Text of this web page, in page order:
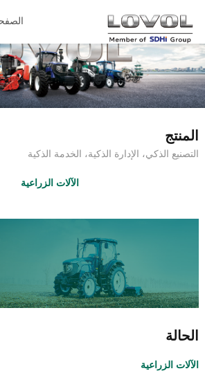
المنتج
التصنيع الذكي، الإدارة الذكية، الخدمة الذكية
الآلات الزراعية
الحالة
الآلات الزراعية